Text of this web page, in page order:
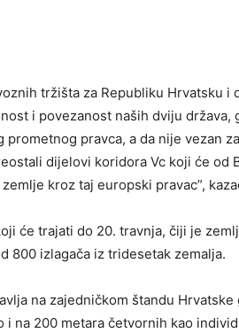
tržišta za Republiku Hrvatsku i
i povezanost naših dviju država,
prometnog pravca, a da nije vezan
dijelovi koridora Vc koji će od
kroz taj europski pravac”,
će trajati do 20. travnja, čiji je
800 izlagača iz tridesetak zemalja.
na zajedničkom štandu
i na 200 metara četvornih kao